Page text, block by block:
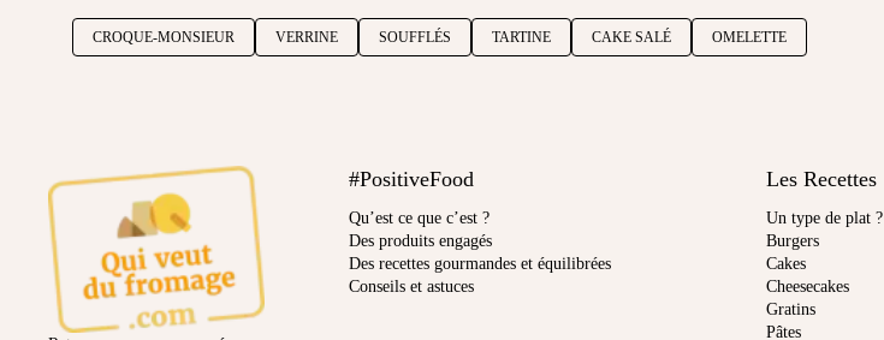
CROQUE-MONSIEUR VERRINE SOUFFLÉS TARTINE CAKE SALÉ OMELETTE
#PositiveFood
Qu’est ce que c’est ?
Des produits engagés
Des recettes gourmandes et équilibrées
Conseils et astuces
Les Recettes
Un type de plat ?
Burgers
Cakes
Cheesecakes
Gratins
Pâtes